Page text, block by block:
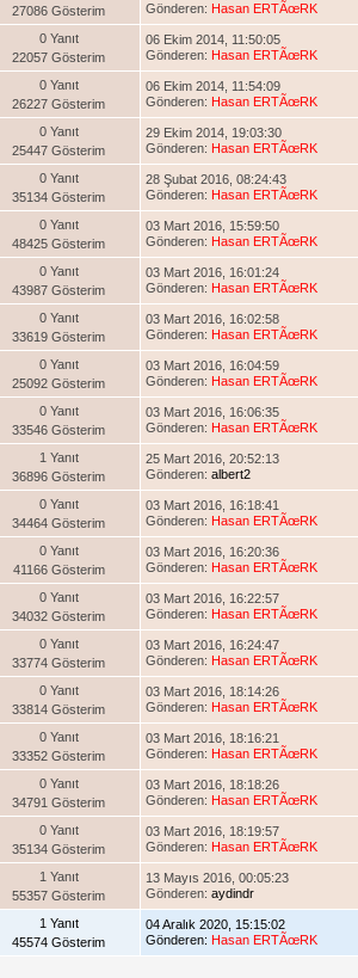
27086 Gösterim
Gönderen: Hasan ERTÃœRK
0 Yanıt
22057 Gösterim
06 Ekim 2014, 11:50:05
Gönderen: Hasan ERTÃœRK
0 Yanıt
26227 Gösterim
06 Ekim 2014, 11:54:09
Gönderen: Hasan ERTÃœRK
0 Yanıt
25447 Gösterim
29 Ekim 2014, 19:03:30
Gönderen: Hasan ERTÃœRK
0 Yanıt
35134 Gösterim
28 Şubat 2016, 08:24:43
Gönderen: Hasan ERTÃœRK
0 Yanıt
48425 Gösterim
03 Mart 2016, 15:59:50
Gönderen: Hasan ERTÃœRK
0 Yanıt
43987 Gösterim
03 Mart 2016, 16:01:24
Gönderen: Hasan ERTÃœRK
0 Yanıt
33619 Gösterim
03 Mart 2016, 16:02:58
Gönderen: Hasan ERTÃœRK
0 Yanıt
25092 Gösterim
03 Mart 2016, 16:04:59
Gönderen: Hasan ERTÃœRK
0 Yanıt
33546 Gösterim
03 Mart 2016, 16:06:35
Gönderen: Hasan ERTÃœRK
1 Yanıt
36896 Gösterim
25 Mart 2016, 20:52:13
Gönderen: albert2
0 Yanıt
34464 Gösterim
03 Mart 2016, 16:18:41
Gönderen: Hasan ERTÃœRK
0 Yanıt
41166 Gösterim
03 Mart 2016, 16:20:36
Gönderen: Hasan ERTÃœRK
0 Yanıt
34032 Gösterim
03 Mart 2016, 16:22:57
Gönderen: Hasan ERTÃœRK
0 Yanıt
33774 Gösterim
03 Mart 2016, 16:24:47
Gönderen: Hasan ERTÃœRK
0 Yanıt
33814 Gösterim
03 Mart 2016, 18:14:26
Gönderen: Hasan ERTÃœRK
0 Yanıt
33352 Gösterim
03 Mart 2016, 18:16:21
Gönderen: Hasan ERTÃœRK
0 Yanıt
34791 Gösterim
03 Mart 2016, 18:18:26
Gönderen: Hasan ERTÃœRK
0 Yanıt
35134 Gösterim
03 Mart 2016, 18:19:57
Gönderen: Hasan ERTÃœRK
1 Yanıt
55357 Gösterim
13 Mayıs 2016, 00:05:23
Gönderen: aydindr
1 Yanıt
45574 Gösterim
04 Aralık 2020, 15:15:02
Gönderen: Hasan ERTÃœRK